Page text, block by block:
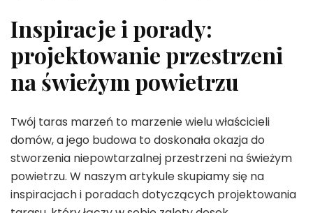
Inspiracje i porady:
projektowanie przestrzeni
na świeżym powietrzu
Twój taras marzeń to marzenie wielu właścicieli
domów, a jego budowa to doskonała okazja do
stworzenia niepowtarzalnej przestrzeni na świeżym
powietrzu. W naszym artykule skupiamy się na
inspiracjach i poradach dotyczących projektowania